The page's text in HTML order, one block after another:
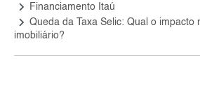
keyboard_arrow_right Financiamento Itaú
keyboard_arrow_right Queda da Taxa Selic: Qual o impacto
imobiliário?